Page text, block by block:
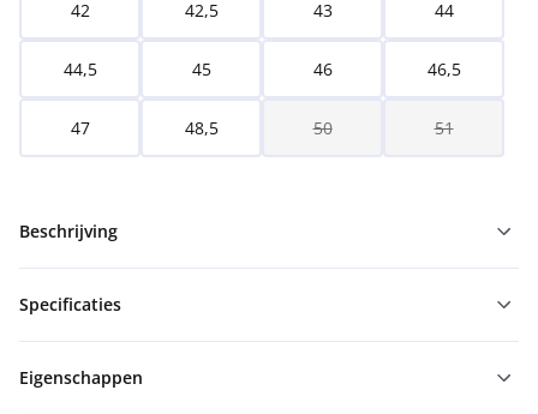
42 42,5 43 44
44,5 45 46 46,5
47 48,5 50 51
Beschrijving
Specificaties
Eigenschappen